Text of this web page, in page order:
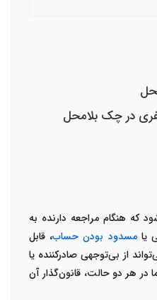
در چک بلامحل
هنگام مراجعه دارنده به
یامسدود بودن حساب، قابل
از بی‌توجهی صادرکننده یا
در هر دو حالت، قانون‌گذار آن